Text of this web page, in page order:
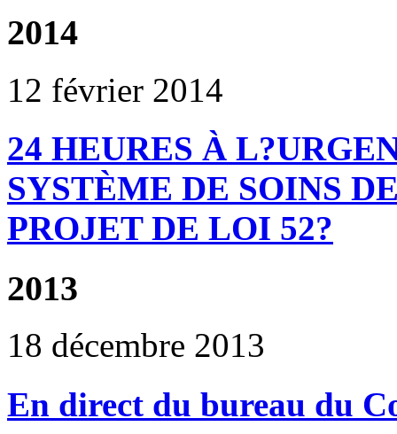
2014
12 février 2014
24 HEURES À
SYSTÈME DE SOINS
PROJET DE LOI 52?
2013
18 décembre 2013
En direct du bureau du